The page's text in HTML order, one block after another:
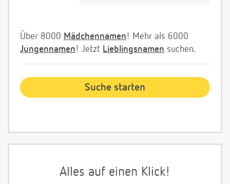
Über 8000 Mädchennamen! Mehr als 6000
Jungennamen! Jetzt Lieblingsnamen suchen.
Alles auf einen Klick!